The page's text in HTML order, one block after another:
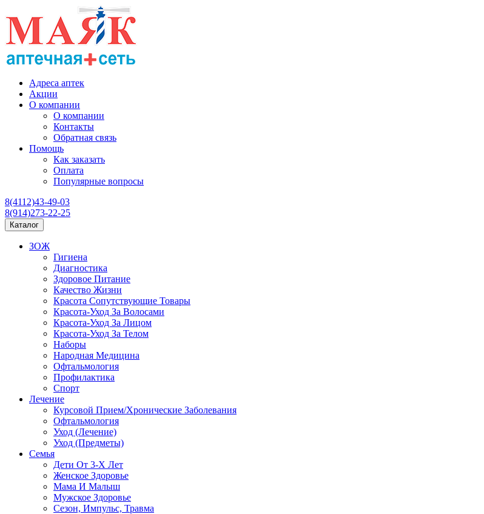
Адреса аптек
Акции
О компании
О компании
Контакты
Обратная связь
Помощь
Как заказать
Оплата
Популярные вопросы
8(4112)43-49-03
8(914)273-22-25
Каталог
ЗОЖ
Гигиена
Диагностика
Здоровое Питание
Качество Жизни
Красота Сопутствующие Товары
Красота-Уход За Волосами
Красота-Уход За Лицом
Красота-Уход За Телом
Наборы
Народная Медицина
Офтальмология
Профилактика
Спорт
Лечение
Курсовой Прием/Хронические Заболевания
Офтальмология
Уход (Лечение)
Уход (Предметы)
Семья
Дети От 3-Х Лет
Женское Здоровье
Мама И Малыш
Мужское Здоровье
Сезон, Импульс, Травма